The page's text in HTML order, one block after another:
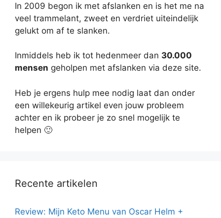
In 2009 begon ik met afslanken en is het me na
veel trammelant, zweet en verdriet uiteindelijk
gelukt om af te slanken.
Inmiddels heb ik tot hedenmeer dan 30.000
mensen geholpen met afslanken via deze site.
Heb je ergens hulp mee nodig laat dan onder
een willekeurig artikel even jouw probleem
achter en ik probeer je zo snel mogelijk te
helpen 🙂
Recente artikelen
Review: Mijn Keto Menu van Oscar Helm +